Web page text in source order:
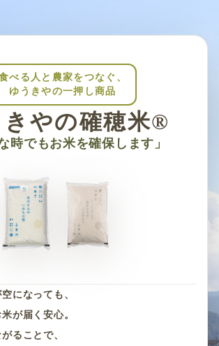
べる人と農家をつなぐ、
ゆうきやの一押し商品
きやの確穂米®
時でもお米を確保します」
になっても、
が届く安心。
ることで、